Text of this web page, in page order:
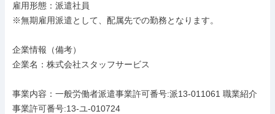
雇用形態：派遣社員
※無期雇用派遣として、配属先での勤務となります。
企業情報（備考）
企業名：株式会社スタッフサービス
事業内容：一般労働者派遣事業許可番号:派13-011061 職業紹介
事業許可番号:13-ユ-010724